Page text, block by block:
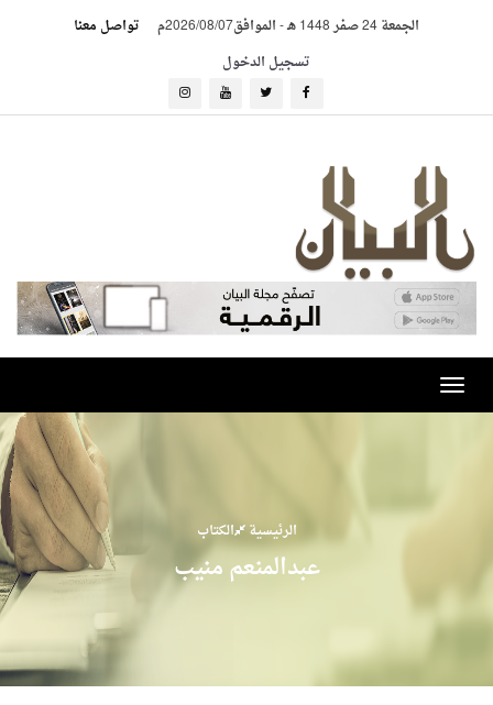
الجمعة 24 صفر 1448 هـ -الموافق2026/08/07م
تواصل معنا
تسجيل الدخول
Toggle
navigation
الرئيسية الكتاب
عبدالمنعم منيب